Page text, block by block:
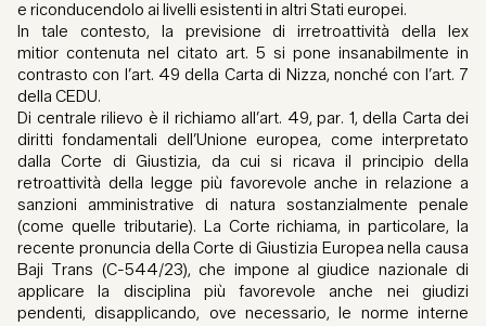
e riconducendolo ai livelli esistenti in altri Stati europei.
In tale contesto, la previsione di irretroattività della lex
mitior contenuta nel citato art. 5 si pone insanabilmente in
contrasto con l’art. 49 della Carta di Nizza, nonché con l’art. 7
della CEDU.
Di centrale rilievo è il richiamo all’art. 49, par. 1, della Carta dei
diritti fondamentali dell’Unione europea, come interpretato
dalla Corte di Giustizia, da cui si ricava il principio della
retroattività della legge più favorevole anche in relazione a
sanzioni amministrative di natura sostanzialmente penale
(come quelle tributarie). La Corte richiama, in particolare, la
recente pronuncia della Corte di Giustizia Europea nella causa
Baji Trans (C-544/23), che impone al giudice nazionale di
applicare la disciplina più favorevole anche nei giudizi
pendenti, disapplicando, ove necessario, le norme interne